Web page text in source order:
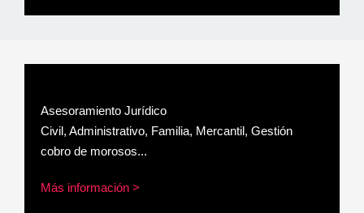
Asesoramiento Jurídico
Civil, Administrativo, Familia, Mercantil, Gestión
cobro de morosos...
Más información >